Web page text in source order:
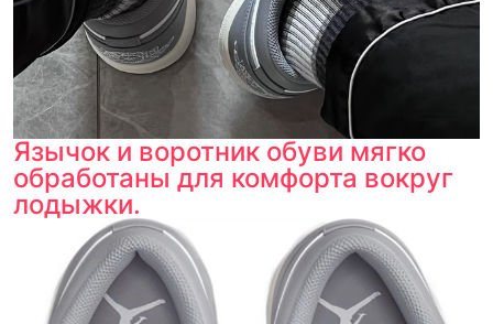
Язычок и воротник обуви мягко
обработаны для комфорта вокруг
лодыжки.